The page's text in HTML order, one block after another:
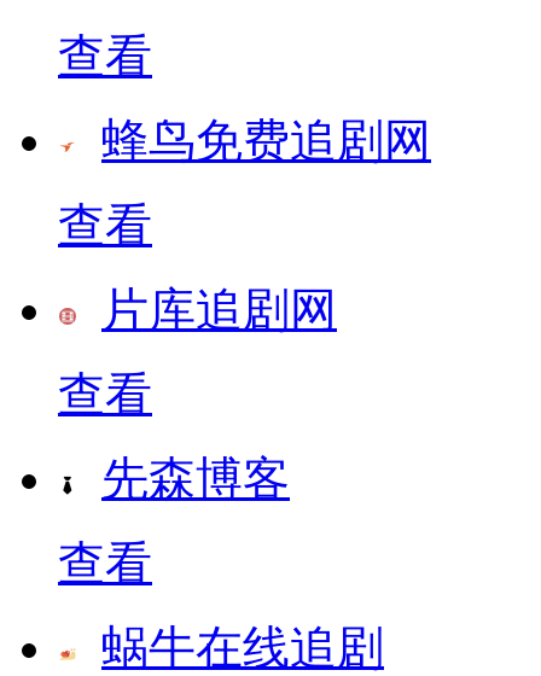
查看
蜂鸟免费追剧网
查看
片库追剧网
查看
先森博客
查看
蜗牛在线追剧